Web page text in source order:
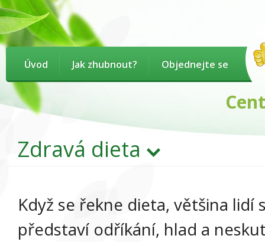
Úvod Jak zhubnout? Objednejte se
Zdravá dieta
Když se řekne dieta, většina lidí
představí odříkání, hlad a